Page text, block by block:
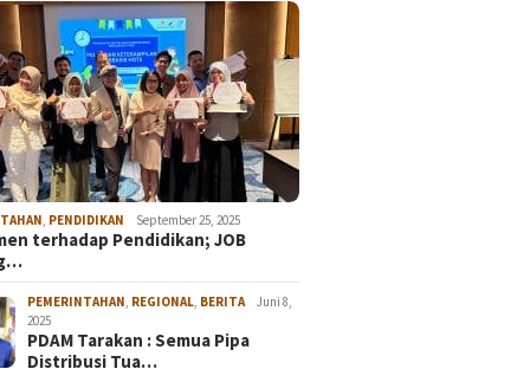
PENDIDIKAN September 25, 2025
terhadap Pendidikan; JOB
PEMERINTAHAN REGIONAL BERITA
Juni 8,
2025
PDAM Tarakan : Semua Pipa
Distribusi Tua…